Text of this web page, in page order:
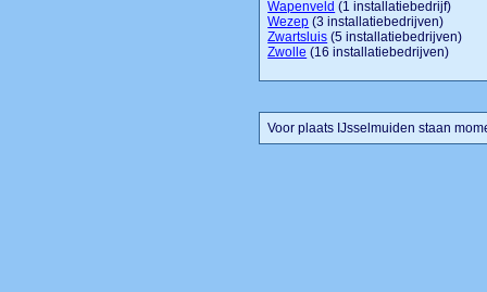
Wapenveld (1 installatiebedrijf)
Wezep (3 installatiebedrijven)
Zwartsluis (5 installatiebedrijven)
Zwolle (16 installatiebedrijven)
Voor plaats IJsselmuiden staan